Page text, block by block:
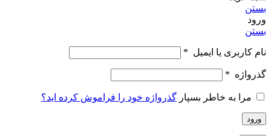
بستن
ورود
بستن
نام کاربری یا ایمیل *
گذرواژه *
مرا به خاطر بسپار گذرواژه خود را فراموش کرده اید؟
ورود